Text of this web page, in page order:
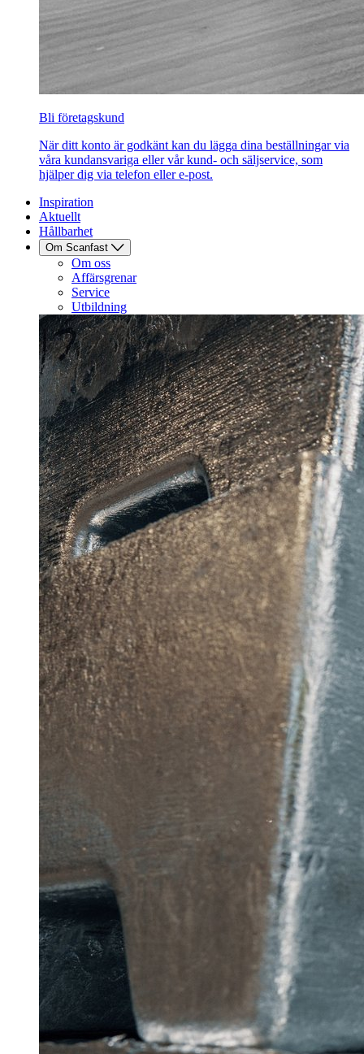
Bli företagskund
När ditt konto är godkänt kan du lägga dina beställningar via
våra kundansvariga eller vår kund- och säljservice, som
hjälper dig via telefon eller e-post.
Inspiration
Aktuellt
Hållbarhet
Om Scanfast
Om oss
Affärsgrenar
Service
Utbildning